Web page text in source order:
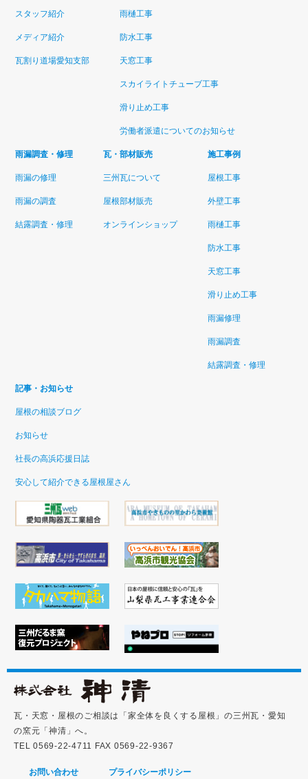
スタッフ紹介
メディア紹介
瓦割り道場愛知支部
雨樋工事
防水工事
天窓工事
スカイライトチューブ工事
滑り止め工事
労働者派遣についてのお知らせ
雨漏調査・修理
雨漏の修理
雨漏の調査
結露調査・修理
瓦・部材販売
三州瓦について
屋根部材販売
オンラインショップ
施工事例
屋根工事
外壁工事
雨樋工事
防水工事
天窓工事
滑り止め工事
雨漏修理
雨漏調査
結露調査・修理
記事・お知らせ
屋根の相談ブログ
お知らせ
社長の高浜応援日誌
安心して紹介できる屋根屋さん
瓦・天窓・屋根のご相談は「家全体を良くする屋根」の三州瓦・愛知
の窯元「神清」へ。
TEL 0569-22-4711 FAX 0569-22-9367
お問い合わせ プライバシーポリシー